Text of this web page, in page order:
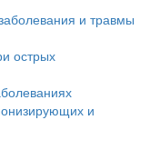
и травмы
острых
и